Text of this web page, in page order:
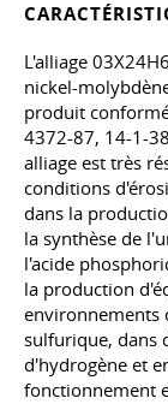
L'alliage
nickel-
produit
4372-87, 14-1-
alliage est très
conditions
dans la
la synthèse de
l'acide
la production
environnements
sulfurique, dans
d'hydrogène et
fonctionnement